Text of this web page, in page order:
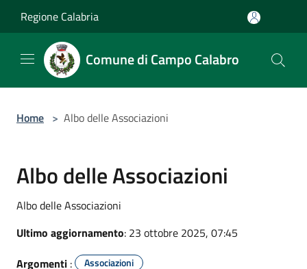
Regione Calabria
Comune di Campo Calabro
Home > Albo delle Associazioni
Albo delle Associazioni
Albo delle Associazioni
Ultimo aggiornamento: 23 ottobre 2025, 07:45
Argomenti : Associazioni